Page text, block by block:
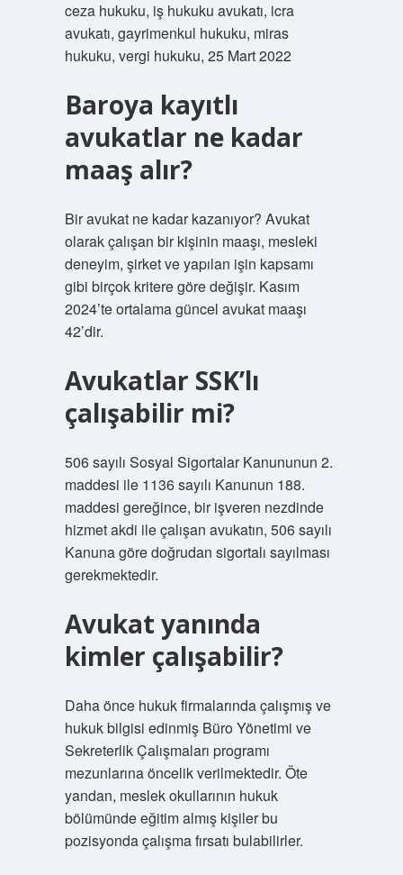
ceza hukuku, iş hukuku avukatı, icra
avukatı, gayrimenkul hukuku, miras
hukuku, vergi hukuku, 25 Mart 2022
Baroya kayıtlı
avukatlar ne kadar
maaş alır?
Bir avukat ne kadar kazanıyor? Avukat
olarak çalışan bir kişinin maaşı, mesleki
deneyim, şirket ve yapılan işin kapsamı
gibi birçok kritere göre değişir. Kasım
2024’te ortalama güncel avukat maaşı
42’dir.
Avukatlar SSK’lı
çalışabilir mi?
506 sayılı Sosyal Sigortalar Kanununun 2.
maddesi ile 1136 sayılı Kanunun 188.
maddesi gereğince, bir işveren nezdinde
hizmet akdi ile çalışan avukatın, 506 sayılı
Kanuna göre doğrudan sigortalı sayılması
gerekmektedir.
Avukat yanında
kimler çalışabilir?
Daha önce hukuk firmalarında çalışmış ve
hukuk bilgisi edinmiş Büro Yönetimi ve
Sekreterlik Çalışmaları programı
mezunlarına öncelik verilmektedir. Öte
yandan, meslek okullarının hukuk
bölümünde eğitim almış kişiler bu
pozisyonda çalışma fırsatı bulabilirler.